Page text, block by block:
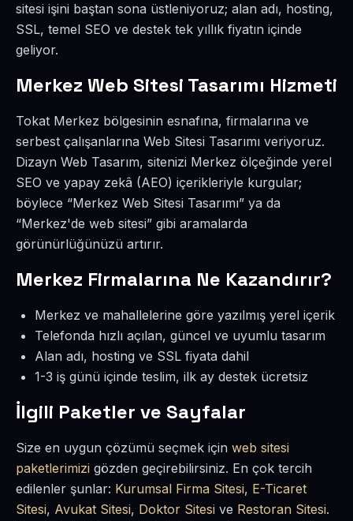
sitesi işini baştan sona üstleniyoruz; alan adı, hosting,
SSL, temel SEO ve destek tek yıllık fiyatın içinde
geliyor.
Merkez Web Sitesi Tasarımı Hizmeti
Tokat Merkez bölgesinin esnafına, firmalarına ve
serbest çalışanlarına Web Sitesi Tasarımı veriyoruz.
Dizayn Web Tasarım, sitenizi Merkez ölçeğinde yerel
SEO ve yapay zekâ (AEO) içerikleriyle kurgular;
böylece “Merkez Web Sitesi Tasarımı” ya da
“Merkez'de web sitesi” gibi aramalarda
görünürlüğünüzü artırır.
Merkez Firmalarına Ne Kazandırır?
Merkez ve mahallelerine göre yazılmış yerel içerik
Telefonda hızlı açılan, güncel ve uyumlu tasarım
Alan adı, hosting ve SSL fiyata dahil
1-3 iş günü içinde teslim, ilk ay destek ücretsiz
İlgili Paketler ve Sayfalar
Size en uygun çözümü seçmek için web sitesi
paketlerimizi gözden geçirebilirsiniz. En çok tercih
edilenler şunlar: Kurumsal Firma Sitesi, E-Ticaret
Sitesi, Avukat Sitesi, Doktor Sitesi ve Restoran Sitesi.